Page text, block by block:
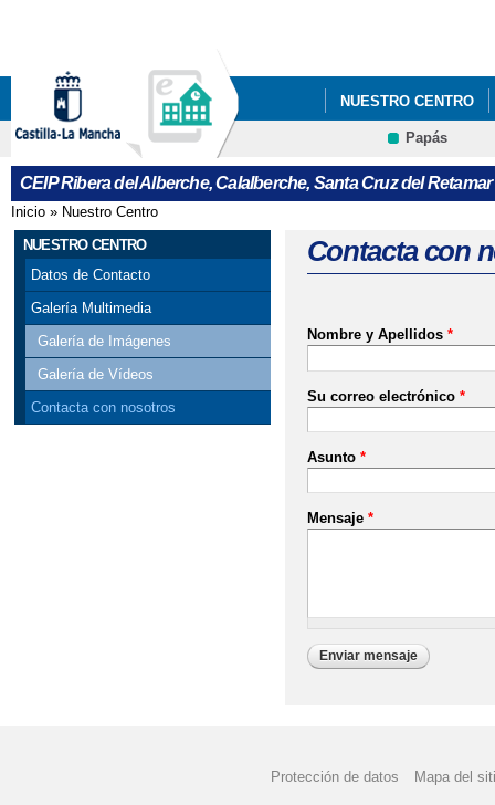
NUESTRO CENTRO
Papás
Contacto
CEIP Ribera del Alberche, Calalberche, Santa Cruz del
Se encuentra usted aquí
Inicio » Nuestro Centro
NUESTRO CENTRO
Datos de Contacto
Galería Multimedia
Galería de Imágenes
Galería de Vídeos
Contacta con nosotros
Contacta con
Nombre y Apellidos *
Su correo electrónico *
Asunto *
Mensaje *
Protección de datos Mapa del